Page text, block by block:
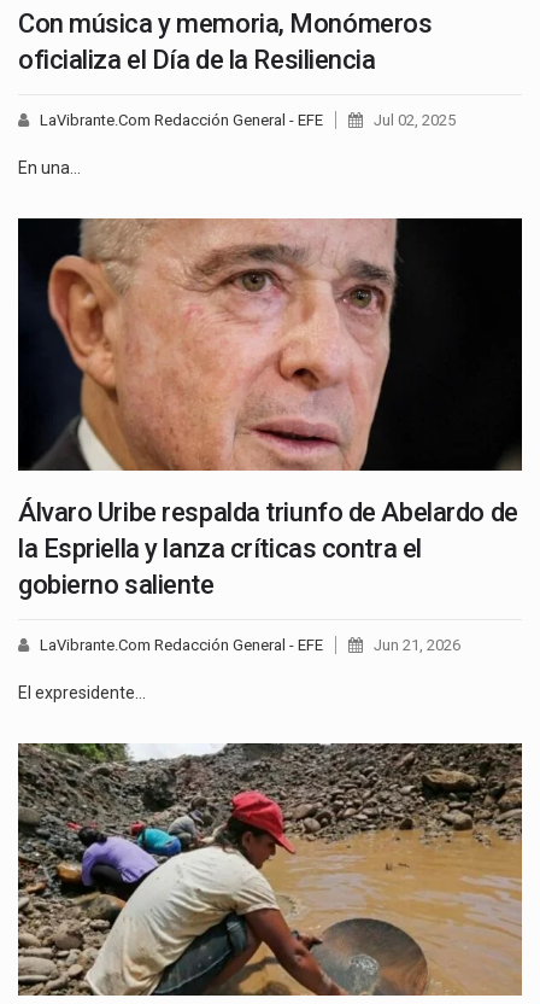
Con música y memoria, Monómeros
oficializa el Día de la Resiliencia
LaVibrante.Com Redacción General - EFE Jul 02, 2025
En una…
Álvaro Uribe respalda triunfo de Abelardo de
la Espriella y lanza críticas contra el
gobierno saliente
LaVibrante.Com Redacción General - EFE Jun 21, 2026
El expresidente…